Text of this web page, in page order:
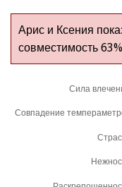
Арис и Ксения
совместимость 63%